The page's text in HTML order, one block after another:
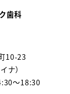
歯科
10-23
ナ）
～18:30